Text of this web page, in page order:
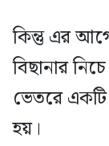
কিন্তু এর
বিছানার
ভেতরে একটি
হয়।